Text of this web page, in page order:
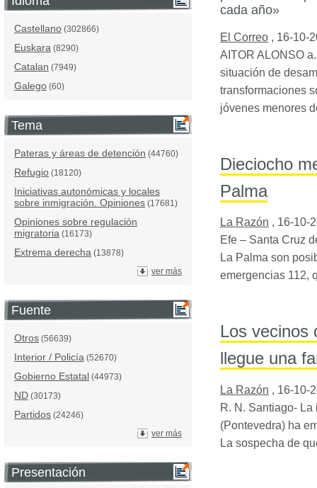
Castellano (302866)
Euskara (8290)
Catalan (7949)
Galego (60)
Tema
Pateras y áreas de detención (44760)
Refugio (18120)
Iniciativas autonómicas y locales
sobre inmigración. Opiniones (17681)
Opiniones sobre regulación
migratoria (16173)
Extrema derecha (13878)
ver más
Fuente
Otros (56639)
Interior / Policía (52670)
Gobierno Estatal (44973)
ND (30173)
Partidos (24246)
ver más
Presentación
cada año»
El Correo , 16-10-
AITOR ALONSO
situación de
transformaciones
jóvenes menores
Dieciocho
Palma
La Razón , 16-10-
Efe – Santa Cruz
La Palma son
emergencias 112,
Los vecinos
llegue una
La Razón , 16-10-
R. N. Santiago-
(Pontevedra) ha
La sospecha de